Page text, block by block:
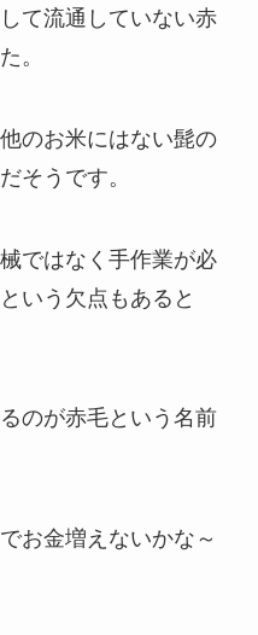
て流通していない赤
。
のお米にはない髭の
そうです。
ではなく手作業が必
いう欠点もあると
のが赤毛という名前
お金増えないかな～